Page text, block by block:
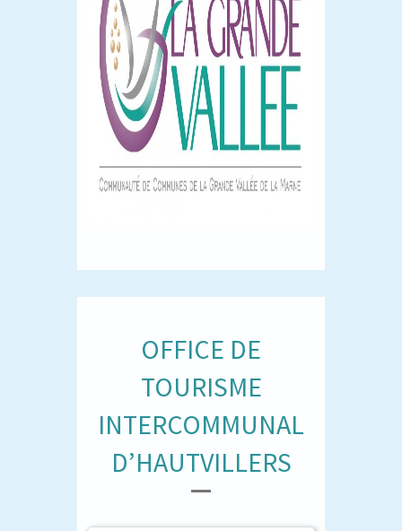
OFFICE DE
TOURISME
INTERCOMMUNAL
D’HAUTVILLERS